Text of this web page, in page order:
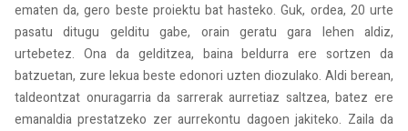
ematen da, gero beste proiektu bat hasteko. Guk, ordea, 20 urte
pasatu ditugu gelditu gabe, orain geratu gara lehen aldiz,
urtebetez. Ona da gelditzea, baina beldurra ere sortzen da
batzuetan, zure lekua beste edonori uzten diozulako. Aldi berean,
taldeontzat onuragarria da sarrerak aurretiaz saltzea, batez ere
emanaldia prestatzeko zer aurrekontu dagoen jakiteko. Zaila da